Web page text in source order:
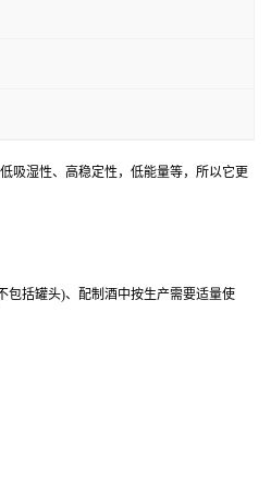
吸湿性、高稳定性，低能量等，所以它更
包括罐头)、配制酒中按生产需要适量使